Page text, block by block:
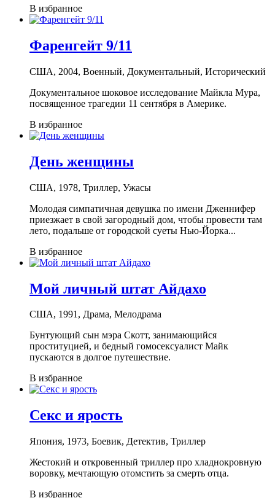
В избранное
Фаренгейт 9/11
США, 2004, Военный, Документальный, Исторический
Документальное шоковое исследование Майкла Мура,
посвященное трагедии 11 сентября в Америке.
В избранное
День женщины
США, 1978, Триллер, Ужасы
Молодая симпатичная девушка по имени Дженнифер
приезжает в свой загородный дом, чтобы провести там
лето, подальше от городской суеты Нью-Йорка...
В избранное
Мой личный штат Айдахо
США, 1991, Драма, Мелодрама
Бунтующий сын мэра Скотт, занимающийся
проституцией, и бедный гомосексуалист Майк
пускаются в долгое путешествие.
В избранное
Секс и ярость
Япония, 1973, Боевик, Детектив, Триллер
Жестокий и откровенный триллер про хладнокровную
воровку, мечтающую отомстить за смерть отца.
В избранное